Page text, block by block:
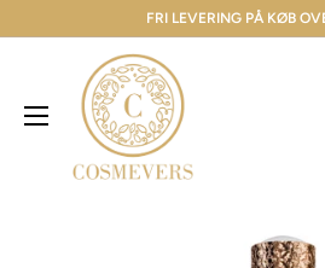
FRI LEVERING PÅ KØB